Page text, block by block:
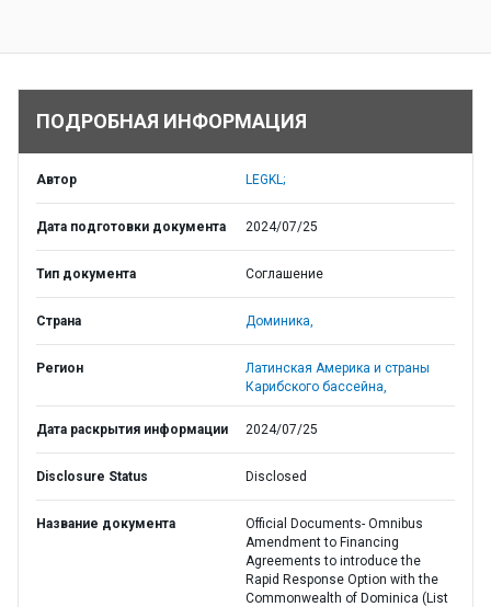
ПОДРОБНАЯ ИНФОРМАЦИЯ
Автор LEGKL;
Дата подготовки документа 2024/07/25
Тип документа Соглашение
Страна Доминика,
Регион
Латинская Америка и страны
Карибского бассейна,
Дата раскрытия информации 2024/07/25
Disclosure Status Disclosed
Название документа
Official Documents- Omnibus
Amendment to Financing
Agreements to introduce the
Rapid Response Option with the
Commonwealth of Dominica (List